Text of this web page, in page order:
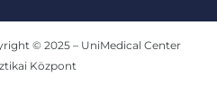
© 2025 – UniMedical Center
Központ